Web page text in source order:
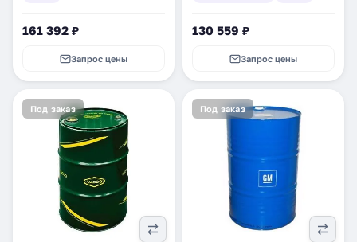
161 392 ₽
Запрос цены
130 559 ₽
Запрос цены
Под заказ Под заказ